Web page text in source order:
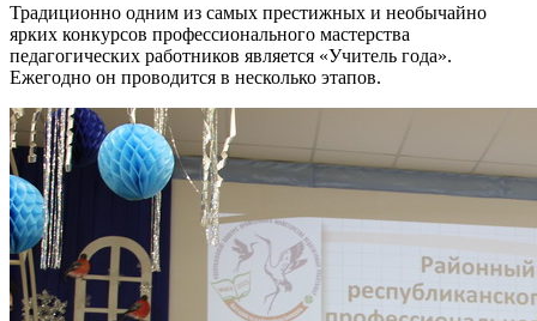
Традиционно одним из самых престижных и необычайно
ярких конкурсов профессионального мастерства
педагогических работников является «Учитель года».
Ежегодно он проводится в несколько этапов.